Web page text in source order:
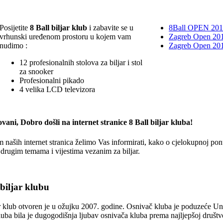
Posijetite 8 Ball biljar klub i zabavite se u
vrhunski uređenom prostoru u kojem vam
nudimo :
12 profesionalnih stolova za biljar i stol
za snooker
Profesionalni pikado
4 velika LCD televizora
8Ball OPEN
Zagreb Open
Zagreb Open
Dobro došli na internet stranice 8 Ball biljar kluba!
naših internet stranica želimo Vas informirati, kako o cjelokupnoj
temama i vijestima vezanim za biljar.
klubu
otvoren je u ožujku 2007. godine. Osnivač kluba je poduzeće
bila je dugogodišnja ljubav osnivača kluba prema najljepšoj